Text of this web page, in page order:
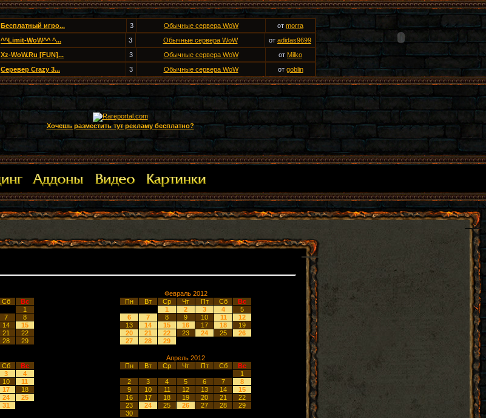
Бесплатный игро... 3 Обычные сервера WoW от morra
^^Limit-WoW^^ ^... 3 Обычные сервера WoW от adidas9699
Xz-WoW.Ru [FUN]... 3 Обычные сервера WoW от Milko
Серевер Crazy 3... 3 Обычные сервера WoW от goblin
Хочешь разместить тут рекламу бесплатно?
Сб
Вс
1
7
8
14
15
21
22
28
29
Февраль 2012
Пн
Вт Ср Чт Пт Сб
Вс
1
2 3 4
5
6
7 8 9 10 11
12
13
14 15 16 17 18
19
20
21 22 23 24 25
26
27
28 29
Сб
Вс
3
4
10
11
17
18
24
25
31
Апрель 2012
Пн
Вт Ср Чт Пт Сб
Вс
1
2
3 4 5 6 7
8
9
10 11 12 13 14
15
16
17 18 19 20 21
22
23
24 25 26 27 28
29
30